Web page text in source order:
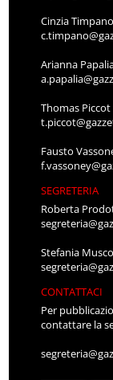
Cinzia Timpano
Arianna
Thomas Piccot
Fausto
SEGRETERIA
Roberta
Stefania
CONTATTACI
Per
contattare la